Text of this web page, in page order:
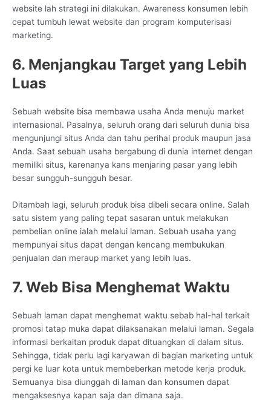
website lah strategi ini dilakukan. Awareness konsumen lebih
cepat tumbuh lewat website dan program komputerisasi
marketing.
6. Menjangkau Target yang Lebih
Luas
Sebuah website bisa membawa usaha Anda menuju market
internasional. Pasalnya, seluruh orang dari seluruh dunia bisa
mengunjungi situs Anda dan tahu perihal produk maupun jasa
Anda. Saat sebuah usaha bergabung di dunia internet dengan
memiliki situs, karenanya kans menjaring pasar yang lebih
besar sungguh-sungguh besar.
Ditambah lagi, seluruh produk bisa dibeli secara online. Salah
satu sistem yang paling tepat sasaran untuk melakukan
pembelian online ialah melalui laman. Sebuah usaha yang
mempunyai situs dapat dengan kencang membukukan
penjualan dan meraup market yang lebih luas.
7. Web Bisa Menghemat Waktu
Sebuah laman dapat menghemat waktu sebab hal-hal terkait
promosi tatap muka dapat dilaksanakan melalui laman. Segala
informasi berkaitan produk dapat dituangkan di dalam situs.
Sehingga, tidak perlu lagi karyawan di bagian marketing untuk
pergi ke luar kota untuk membeberkan metode kerja produk.
Semuanya bisa diunggah di laman dan konsumen dapat
mengaksesnya kapan saja dan dimana saja.